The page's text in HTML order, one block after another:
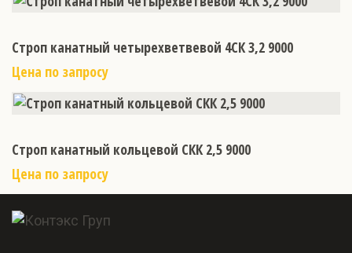
Строп канатный четырехветвевой 4СК 3,2 9000
Цена по запросу
Строп канатный кольцевой СКК 2,5 9000
Цена по запросу